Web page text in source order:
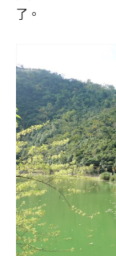
了。